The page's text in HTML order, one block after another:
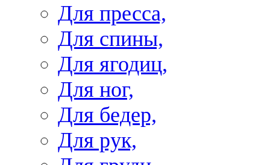
Для пресса,
Для спины,
Для ягодиц,
Для ног,
Для бедер,
Для рук,